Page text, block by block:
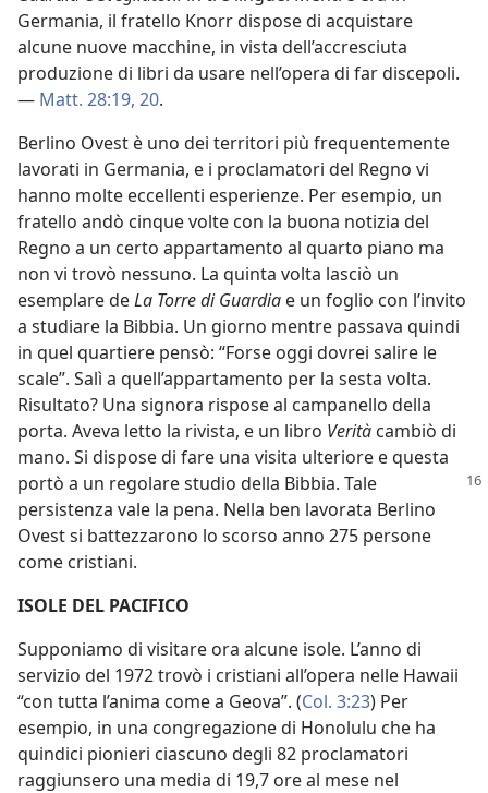
Germania, il fratello Knorr dispose di acquistare
alcune nuove macchine, in vista dell’accresciuta
produzione di libri da usare nell’opera di far discepoli.
— Matt. 28:19, 20.
Berlino Ovest è uno dei territori più frequentemente
lavorati in Germania, e i proclamatori del Regno vi
hanno molte eccellenti esperienze. Per esempio, un
fratello andò cinque volte con la buona notizia del
Regno a un certo appartamento al quarto piano ma
non vi trovò nessuno. La quinta volta lasciò un
esemplare deLa Torre di Guardia e un foglio con l’invito
a studiare la Bibbia. Un giorno mentre passava quindi
in quel quartiere pensò: “Forse oggi dovrei salire le
scale”. Salì a quell’appartamento per la sesta volta.
Risultato? Una signora rispose al campanello della
porta. Aveva letto la rivista, e un libro Verità cambiò di
mano. Si dispose di fare una visita ulteriore e questa
portò a un regolare studio della Bibbia. Tale
persistenza vale la pena. Nella ben lavorata Berlino
Ovest si battezzarono lo scorso anno 275 persone
come cristiani.
ISOLE DEL PACIFICO
Supponiamo di visitare ora alcune isole. L’anno di
servizio del 1972 trovò i cristiani all’opera nelle Hawaii
“con tutta l’anima come a Geova”. (Col. 3:23) Per
esempio, in una congregazione di Honolulu che ha
quindici pionieri ciascuno degli 82 proclamatori
raggiunsero una media di 19,7 ore al mese nel